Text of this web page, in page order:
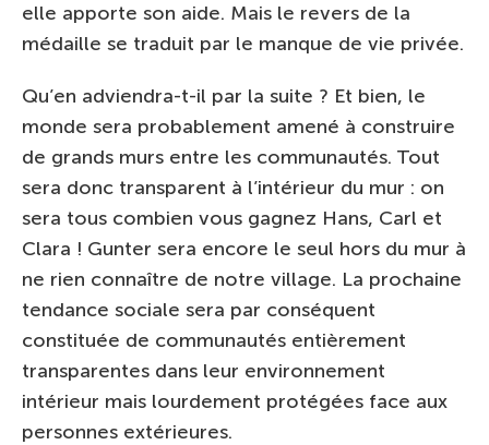
elle apporte son aide. Mais le revers de la
médaille se traduit par le manque de vie privée.
Qu’en adviendra-t-il par la suite ? Et bien, le
monde sera probablement amené à construire
de grands murs entre les communautés. Tout
sera donc transparent à l’intérieur du mur : on
sera tous combien vous gagnez Hans, Carl et
Clara ! Gunter sera encore le seul hors du mur à
ne rien connaître de notre village. La prochaine
tendance sociale sera par conséquent
constituée de communautés entièrement
transparentes dans leur environnement
intérieur mais lourdement protégées face aux
personnes extérieures.